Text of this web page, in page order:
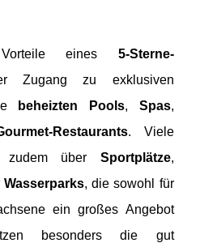
eines 5-Sterne-
Zugang zu exklusiven
beheizten Pools, Spas,
Restaurants. Viele
zudem über Sportplätze,
Wasserparks, die sowohl für
ein großes Angebot
besonders die gut